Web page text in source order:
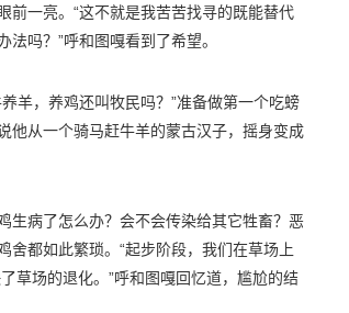
前一亮。“这不就是我苦苦找寻的既能替代
吗？”呼和图嘎看到了希望。
羊，养鸡还叫牧民吗？”准备做第一个吃螃
他从一个骑马赶牛羊的蒙古汉子，摇身变成
生病了怎么办？会不会传染给其它牲畜？恶
舍都如此繁琐。“起步阶段，我们在草场上
草场的退化。”呼和图嘎回忆道，尴尬的结